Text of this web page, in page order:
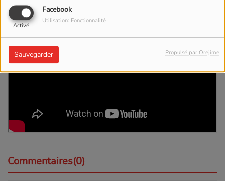
Facebook
Activé
Utilisation: Fonctionnalité
Sauvegarder Propulsé par Orejime
Commentaires(0)